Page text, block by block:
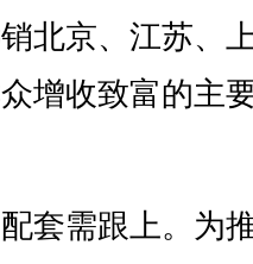
北京、江苏、
增收致富的主
需跟上。为